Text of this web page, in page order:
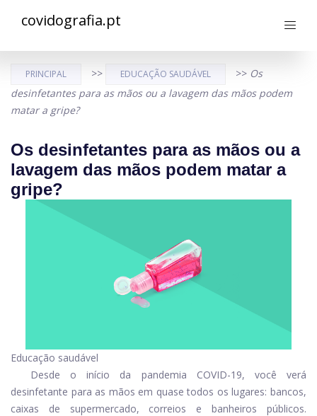
covidografia.pt
PRINCIPAL >> EDUCAÇÃO SAUDÁVEL >> Os
desinfetantes para as mãos ou a lavagem das mãos podem
matar a gripe?
Os desinfetantes para as mãos ou a
lavagem das mãos podem matar a
gripe?
Educação saudável
Desde o início da pandemia COVID-19, você verá
desinfetante para as mãos em quase todos os lugares: bancos,
caixas de supermercado, correios e banheiros públicos.